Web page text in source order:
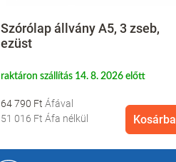
Szórólap állvány A5, 3 zseb,
ezüst
raktáron szállítás 14. 8. 2026 előtt
64 790 Ft
51 016 Ft Áfa nélkül Kosárba